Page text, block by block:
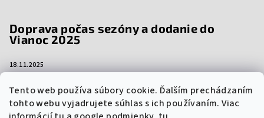
Tento web používa súbory cookie. Ďalším prechádzaním
tohto webu vyjadrujete súhlas s ich používaním. Viac
Doprava počas sezóny a dodanie do
Vianoc 2025
18.11.2025
dopravy počas sezóny a dodanie vašich objednávok do Vianoc.
Niektorí prepravcovia si účtujú sez...